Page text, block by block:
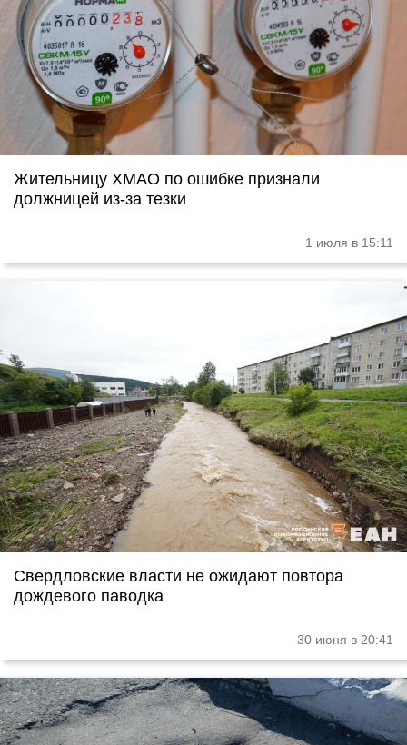
Жительницу ХМАО по ошибке признали
должницей из-за тезки
1 июля в 15:11
Свердловские власти не ожидают повтора
дождевого паводка
30 июня в 20:41